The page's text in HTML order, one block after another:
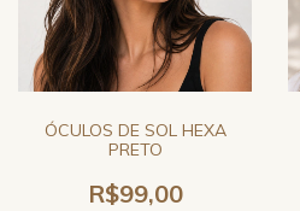
ÓCULOS DE SOL HEXA
PRETO
R$99,00